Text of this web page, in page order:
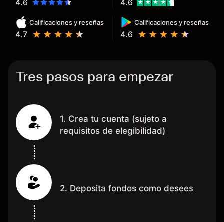
Mientras más activo seas, más
dinero te reembolsa. Muchas
4.6
Calificaciones y reseñas
4.7
Calificaciones y reseñas
4.6
4.6
Tres pasos para empezar
1. Crea tu cuenta (sujeto a
requisitos de elegibilidad)
2. Deposita fondos como desees